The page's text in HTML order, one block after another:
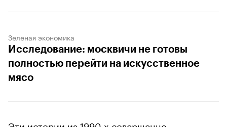
Зеленая экономика
Исследование: москвичи не готовы
полностью перейти на искусственное
мясо